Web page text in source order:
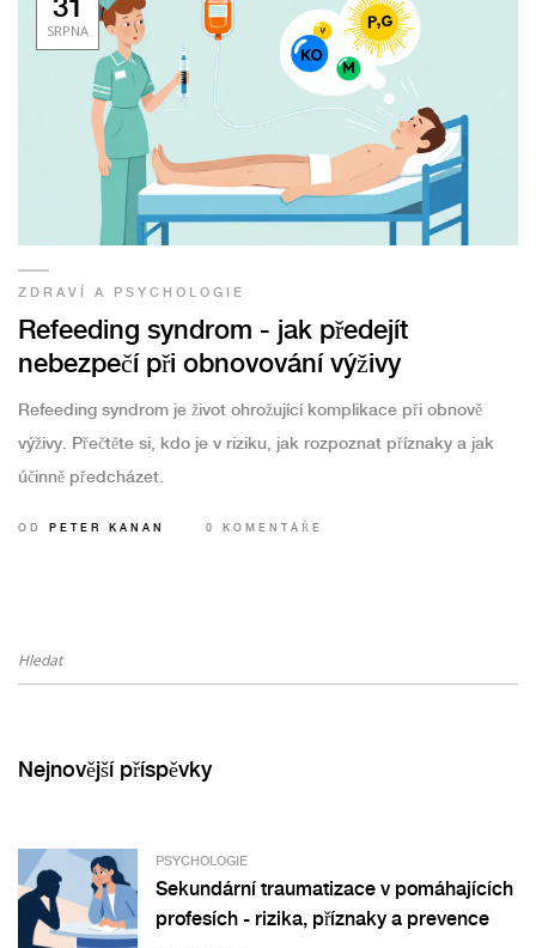
31
SRPNA
ZDRAVÍ A PSYCHOLOGIE
Refeeding syndrom - jak předejít
nebezpečí při obnovování výživy
Refeeding syndrom je život ohrožující komplikace při obnově
výživy. Přečtěte si, kdo je v riziku, jak rozpoznat příznaky a jak
účinně předcházet.
OD PETER KANAN 0 KOMENTÁŘE
Nejnovější příspěvky
PSYCHOLOGIE
Sekundární traumatizace v pomáhajících
profesích - rizika, příznaky a prevence